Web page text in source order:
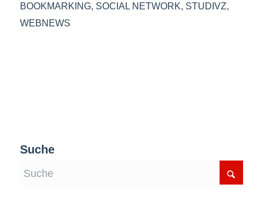
BOOKMARKING, SOCIAL NETWORK, STUDIVZ,
WEBNEWS
Suche